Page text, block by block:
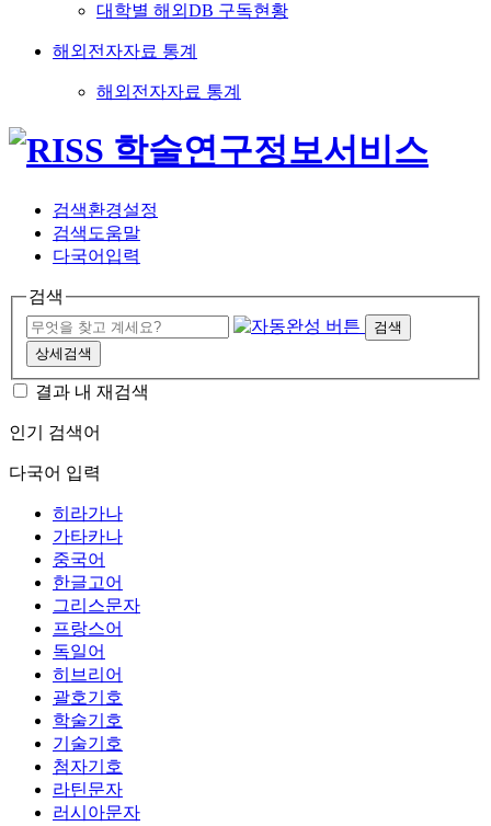
대학별 해외DB 구독현황
해외전자자료 통계
해외전자자료 통계
검색환경설정
검색도움말
다국어입력
검색
검색
상세검색
결과 내 재검색
인기 검색어
다국어 입력
히라가나
가타카나
중국어
한글고어
그리스문자
프랑스어
독일어
히브리어
괄호기호
학술기호
기술기호
첨자기호
라틴문자
러시아문자